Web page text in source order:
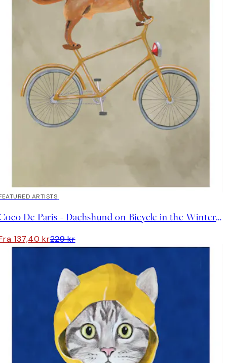
ARTISTS
Coco De Paris - Dachshund on Bicycle in the Winter Plakat
137,40 kr229 kr